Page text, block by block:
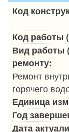
Код
Код работы
Вид работы
ремонту:
Ремонт
горячего
Единица
Год
Дата